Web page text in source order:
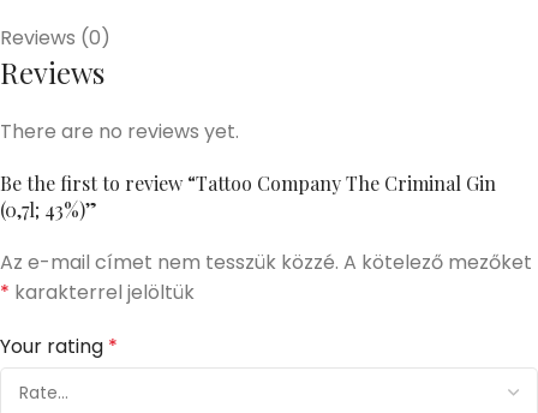
Reviews (0)
Reviews
There are no reviews yet.
Be the first to review “Tattoo Company The Criminal Gin
(0,7l; 43%)”
Az e-mail címet nem tesszük közzé. A kötelező mezőket
* karakterrel jelöltük
Your rating *